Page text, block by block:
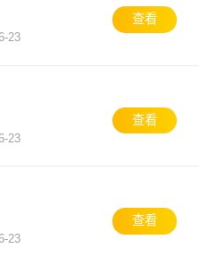
23
查看
23
查看
23
查看